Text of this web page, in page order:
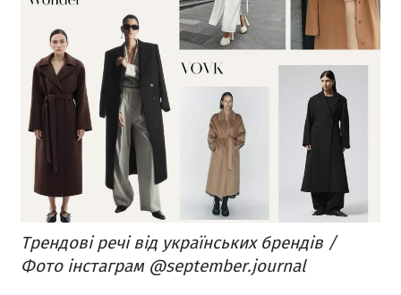
Трендові речі від українських брендів /
Фото інстаграм @september.journal